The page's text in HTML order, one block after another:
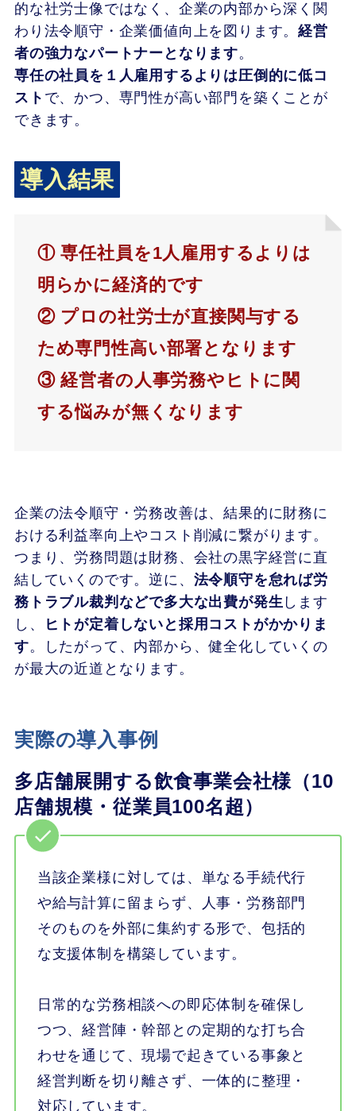
的な社労士像ではなく、企業の内部から深く関
わり法令順守・企業価値向上を図ります。経営
者の強力なパートナーとなります。
専任の社員を１人雇用するよりは圧倒的に低コ
スト で、かつ、専門性が高い部門を築くことが
できます。
導入結果
① 専任社員を1人雇用するよりは
明らかに経済的です
② プロの社労士が直接関与する
ため専門性高い部署となります
③ 経営者の人事労務やヒトに関
する悩みが無くなります
企業の法令順守・労務改善は、結果的に財務に
おける利益率向上やコスト削減に繋がります。
つまり、労務問題は財務、会社の黒字経営に直
結していくのです。逆に、 法令順守を怠れば労
務トラブル裁判などで多大な出費が発生 します
し、
ヒトが定着しないと採用コストがかかりま
す。したがって、内部から、健全化していくの
が最大の近道となります。
実際の導入事例
多店舗展開する飲食事業会社様（10
店舗規模・従業員100名超）
当該企業様に対しては、単なる手続代行
や給与計算に留まらず、人事・労務部門
そのものを外部に集約する形で、包括的
な支援体制を構築しています。
日常的な労務相談への即応体制を確保し
つつ、経営陣・幹部との定期的な打ち合
わせを通じて、現場で起きている事象と
経営判断を切り離さず、一体的に整理・
対応しています。